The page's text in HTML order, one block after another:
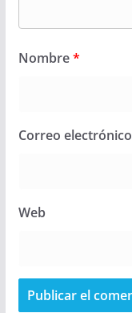
Nombre*
Correo electrónico
Web